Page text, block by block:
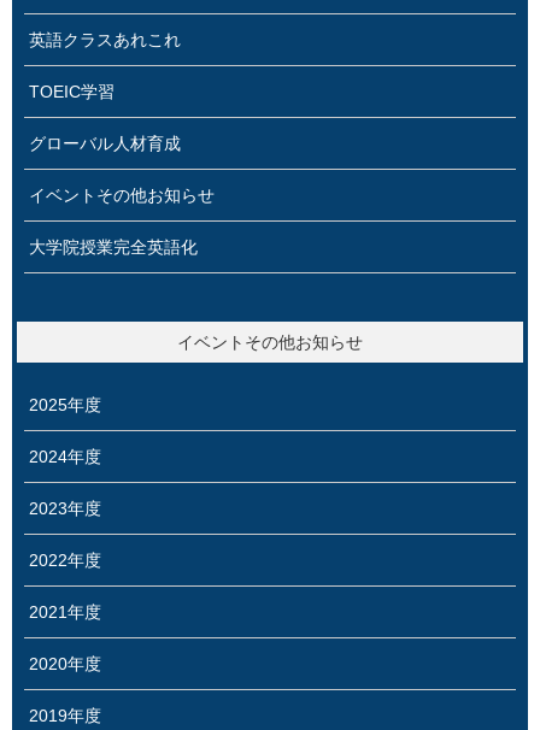
英語クラスあれこれ
TOEIC学習
グローバル人材育成
イベントその他お知らせ
大学院授業完全英語化
イベントその他お知らせ
2025年度
2024年度
2023年度
2022年度
2021年度
2020年度
2019年度